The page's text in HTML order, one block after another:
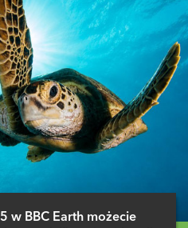
w BBC Earth możecie